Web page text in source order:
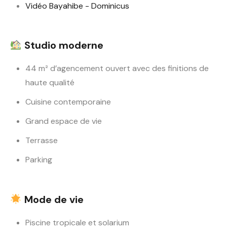
Vidéo Bayahibe - Dominicus
Studio moderne
44 m² d’agencement ouvert avec des finitions de
haute qualité
Cuisine contemporaine
Grand espace de vie
Terrasse
Parking
Mode de vie
Piscine tropicale et solarium